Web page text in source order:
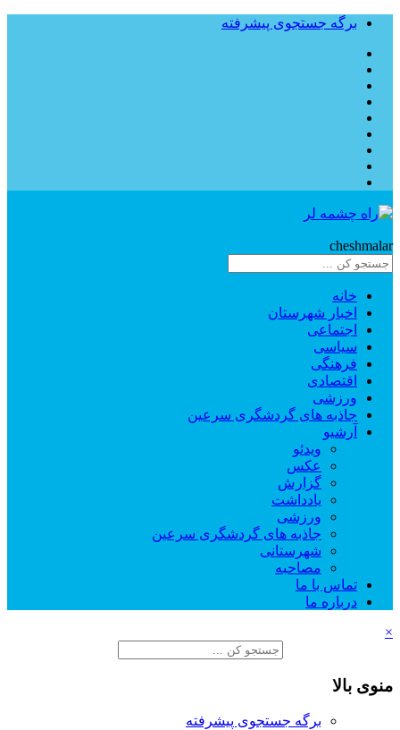
برگه جستجوی پیشرفته
cheshmalar
خانه
اخبار شهرستان
اجتماعی
سیاسی
فرهنگی
اقتصادی
ورزشی
جاذبه های گردشگری سرعین
آرشیو
ویدئو
عکس
گزارش
یادداشت
ورزشی
جاذبه های گردشگری سرعین
شهرستانی
مصاحبه
تماس با ما
درباره ما
×
منوی بالا
برگه جستجوی پیشرفته